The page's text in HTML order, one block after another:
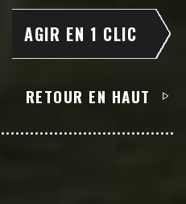
AGIR EN 1 CLIC
RETOUR EN HAUT